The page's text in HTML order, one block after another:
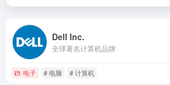
Dell Inc.
全球著名计算机品牌
电子 # 电脑 # 计算机